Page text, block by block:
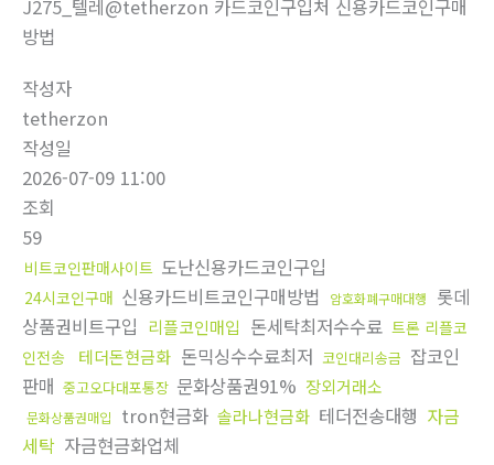
J275_텔레@tetherzon 카드코인구입처 신용카드코인구매
방법
작성자
tetherzon
작성일
2026-07-09 11:00
조회
59
비트코인판매사이트 도난신용카드코인구입
24시코인구매 신용카드비트코인구매방법 암호화폐구매대행
롯데
상품권비트구입 리플코인매입 돈세탁최저수수료 트론 리플코
인전송
테더돈현금화 돈믹싱수수료최저 코인대리송금 잡코인
판매 중고오다대포통장 문화상품권91% 장외거래소
문화상품권매입 tron현금화 솔라나현금화 테더전송대행 자금
세탁 자금현금화업체